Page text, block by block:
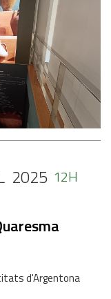
2025 12H
d'Argentona